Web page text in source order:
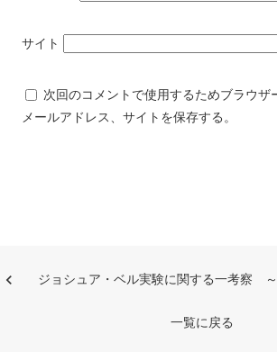
サイト
次回のコメントで使用するためブラウザ
メールアドレス、サイトを保存する。
ジョシュア・ベル実験に関する一考察
一覧に戻る